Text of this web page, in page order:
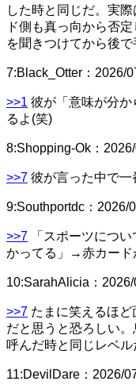
した時と同じだ。実
ド側も真っ向から否
を聞きつけてから後
7:Black_Otter ： 2026/
>>1 彼が「意味が分か
るよ(笑)
8:Shopping-Ok ：
>>7 彼が言った中で
9:Southportdc ： 2026/
>>7 「スポーツにつ
かってる」→赤カード
10:SarahAlicia ：
>>7 たまに笑えるほ
だと思うと恐ろしい
呼んだ時と同じレベル
11:DevilDare ： 2026/